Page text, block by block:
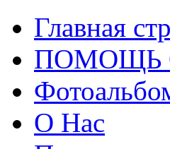
Главная
ПОМОЩЬ
О Нас